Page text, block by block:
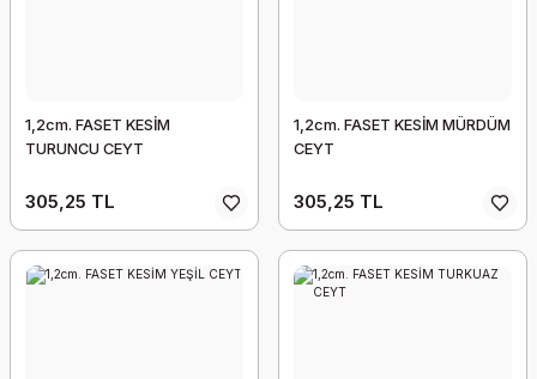
1,2cm. FASET KESİM
TURUNCU CEYT
305,25 TL
1,2cm. FASET KESİM MÜRDÜM
CEYT
305,25 TL